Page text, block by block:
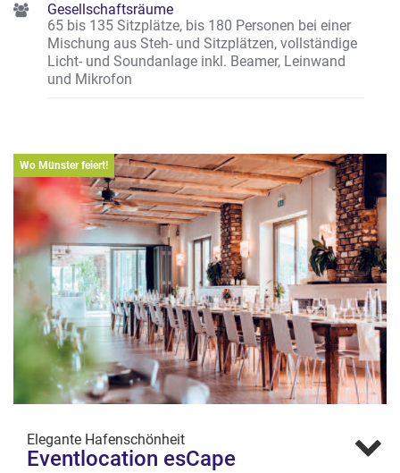
Gesellschaftsräume
65 bis 135 Sitzplätze, bis 180 Personen bei einer
Mischung aus Steh- und Sitzplätzen, vollständige
Licht- und Soundanlage inkl. Beamer, Leinwand
und Mikrofon
Wo Münster feiert!
Elegante Hafenschönheit
Eventlocation esCape